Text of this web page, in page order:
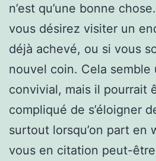
n’est qu’une bonne
vous désirez visiter un
déjà achevé, ou si vous
nouvel coin. Cela semble
convivial, mais il pourrait
compliqué de s’éloigner
surtout lorsqu’on part en
vous en citation peut-